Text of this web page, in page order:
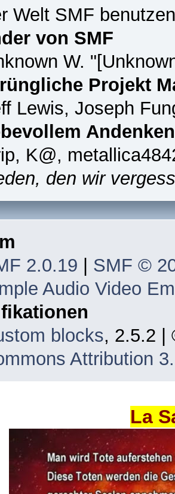
Welt SMF
von SMF
W.
Projekt
Lewis, Joseph
K@,
den wir
2.0.19
SMF ©
Audio Video
blocks, 2.5.2 |
Attribution
La